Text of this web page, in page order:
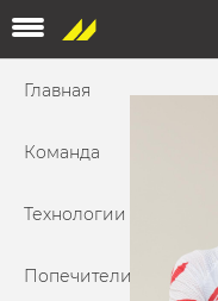
основному
содержанию
Главная
Команда
Технологии
Попечители